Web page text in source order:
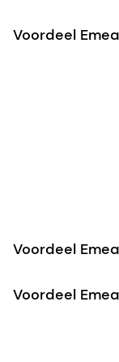
Voordeel Emea
Voordeel Emea
Voordeel Emea